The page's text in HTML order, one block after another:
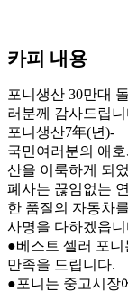
카피 내용
포니생산 30만대
러분께 감사드립니
포니생산7年(년)-
국민여러분의 애
산을 이룩하게 되
폐사는 끊임없는
한 품질의 자동차
사명을 다하겠읍니
●베스트 셀러 포
만족을 드립니다.
●포니는 중고시장